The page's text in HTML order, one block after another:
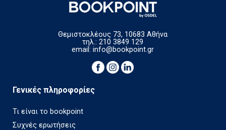
Θεμιστοκλέους 73, 10683 Αθήνα
τηλ.: 210 3849 129
email:info@bookpoint.gr
Γενικές πληροφορίες
Τι είναι το bookpoint
Συχνές ερωτήσεις